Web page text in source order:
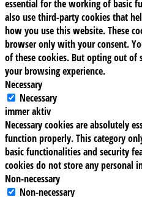
essential for the working of basic
also use third-party cookies that
how you use this website. These
browser only with your consent.
of these cookies. But opting out of
your browsing experience.
Necessary
Necessary
immer aktiv
Necessary cookies are absolutely
function properly. This category
basic functionalities and security
cookies do not store any personal
Non-necessary
Non-necessary